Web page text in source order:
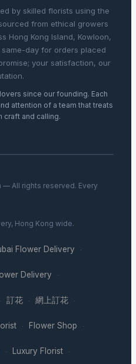
by skilled florists using the
from ethical growers
Hong Kong Island, Kowloon,
day for orders placed
your satisfaction, our
since our founding. Each
attention of a team that treats
craft and calling.
All rights reserved. Every
Hong Kong wide.
Flower Delivery ·
Delivery ·
· 訂花 · 網上訂花 ·
· Flower Shop ·
· Luxury Florist ·